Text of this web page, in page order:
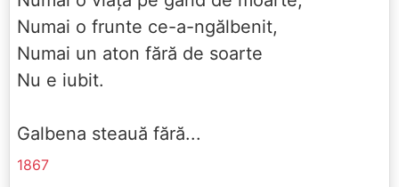
Numai o frunte ce-a-ngălbenit,
Numai un aton fără de soarte
Nu e iubit.
Galbena steauă fără...
1867